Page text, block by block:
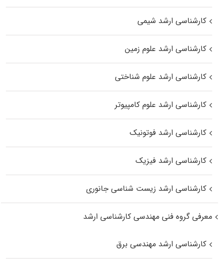
کارشناسی ارشد شیمی
کارشناسی ارشد علوم زمین
کارشناسی ارشد علوم شناختی
کارشناسی ارشد علوم کامپیوتر
کارشناسی ارشد فوتونیک
کارشناسی ارشد فیزیک
کارشناسی ارشد زیست‌ شناسی جانوری
معرفی گروه فنی مهندسی کارشناسی ارشد
کارشناسی ارشد مهندسی برق